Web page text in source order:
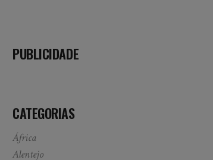
PUBLICIDADE
CATEGORIAS
África
Alentejo